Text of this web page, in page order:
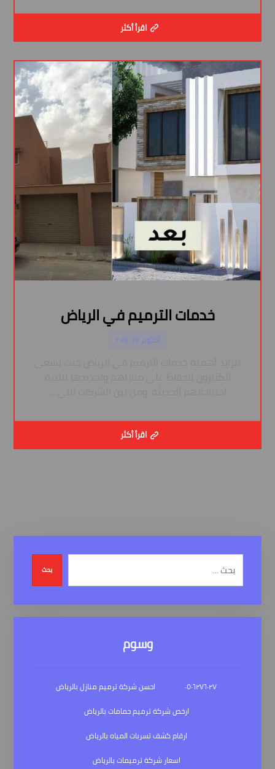
اقرأ أكثر
خدمات الترميم في الرياض
أكتوبر ١٧, ٢٠٢٤
اقرأ أكثر
بحث
وسوم
٠٥٠٦٢٧٦٠٢٧
احسن شركة ترميم منازل بالرياض
ارخص شركة ترميم حمامات بالرياض
ارقام كشف تسربات المياه بالرياض
اسعار شركة ترميمات بالرياض